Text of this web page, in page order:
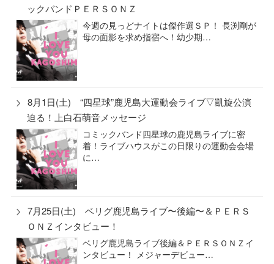
ックバンドＰＥＲＳＯＮＺ
今週の見っどナイトは傑作選ＳＰ！ 長渕剛が
母の面影を求め指宿へ！幼少期…
8月1日(土) “四星球”鹿児島大運動会ライブ▽凱旋公演
迫る！上白石萌音メッセージ
コミックバンド四星球の鹿児島ライブに密
着！ライブハウスがこの日限りの運動会会場
に…
7月25日(土) ベリグ鹿児島ライブ〜後編〜＆ＰＥＲＳ
ＯＮＺインタビュー！
ベリグ鹿児島ライブ後編＆ＰＥＲＳＯＮＺイ
ンタビュー！ メジャーデビュー…